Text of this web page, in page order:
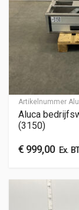
Artikelnummer
Aluca
(3150)
€ 999,00Ex.